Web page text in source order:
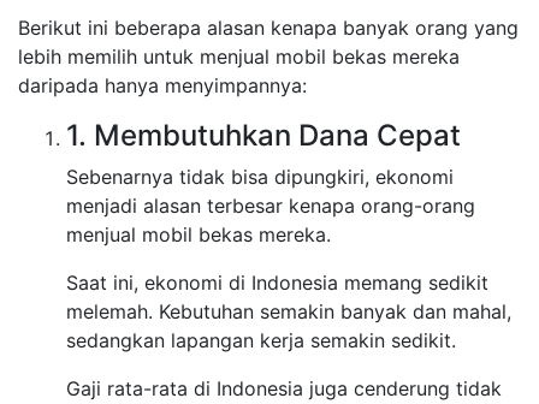
Berikut ini beberapa alasan kenapa banyak orang yang
lebih memilih untuk menjual mobil bekas mereka
daripada hanya menyimpannya:
1. Membutuhkan Dana Cepat
Sebenarnya tidak bisa dipungkiri, ekonomi
menjadi alasan terbesar kenapa orang-orang
menjual mobil bekas mereka.
Saat ini, ekonomi di Indonesia memang sedikit
melemah. Kebutuhan semakin banyak dan mahal,
sedangkan lapangan kerja semakin sedikit.
Gaji rata-rata di Indonesia juga cenderung tidak